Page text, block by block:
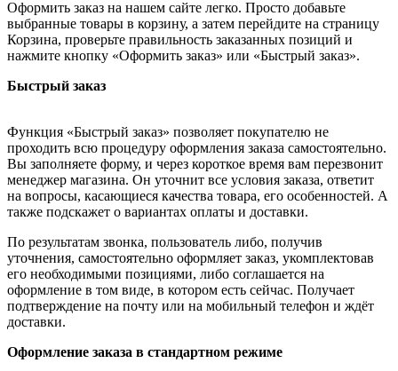
Оформить заказ на нашем сайте легко. Просто добавьте
выбранные товары в корзину, а затем перейдите на страницу
Корзина, проверьте правильность заказанных позиций и
нажмите кнопку «Оформить заказ» или «Быстрый заказ».
Быстрый заказ
Функция «Быстрый заказ» позволяет покупателю не
проходить всю процедуру оформления заказа самостоятельно.
Вы заполняете форму, и через короткое время вам перезвонит
менеджер магазина. Он уточнит все условия заказа, ответит
на вопросы, касающиеся качества товара, его особенностей. А
также подскажет о вариантах оплаты и доставки.
По результатам звонка, пользователь либо, получив
уточнения, самостоятельно оформляет заказ, укомплектовав
его необходимыми позициями, либо соглашается на
оформление в том виде, в котором есть сейчас. Получает
подтверждение на почту или на мобильный телефон и ждёт
доставки.
Оформление заказа в стандартном режиме